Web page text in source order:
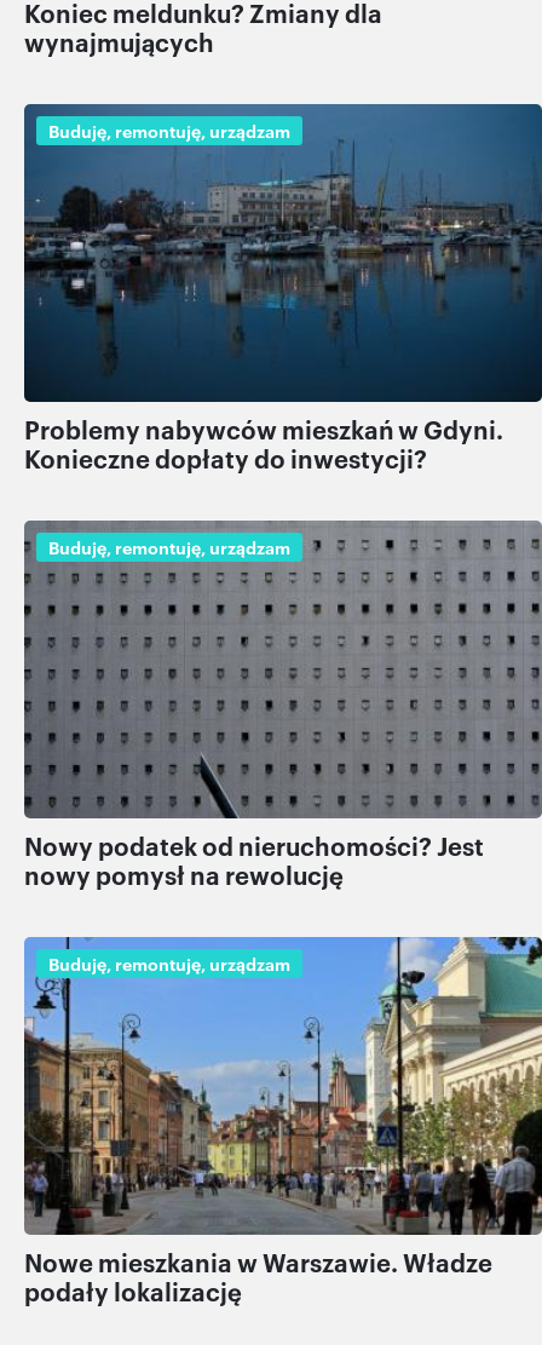
Koniec meldunku? Zmiany dla
wynajmujących
Buduję, remontuję, urządzam
Problemy nabywców mieszkań w Gdyni.
Konieczne dopłaty do inwestycji?
Buduję, remontuję, urządzam
Nowy podatek od nieruchomości? Jest
nowy pomysł na rewolucję
Buduję, remontuję, urządzam
Nowe mieszkania w Warszawie. Władze
podały lokalizację